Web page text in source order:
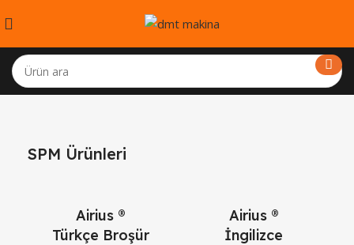
SPM Ürünleri
Airius ®
Türkçe Broşür
Airius ®
İngilizce